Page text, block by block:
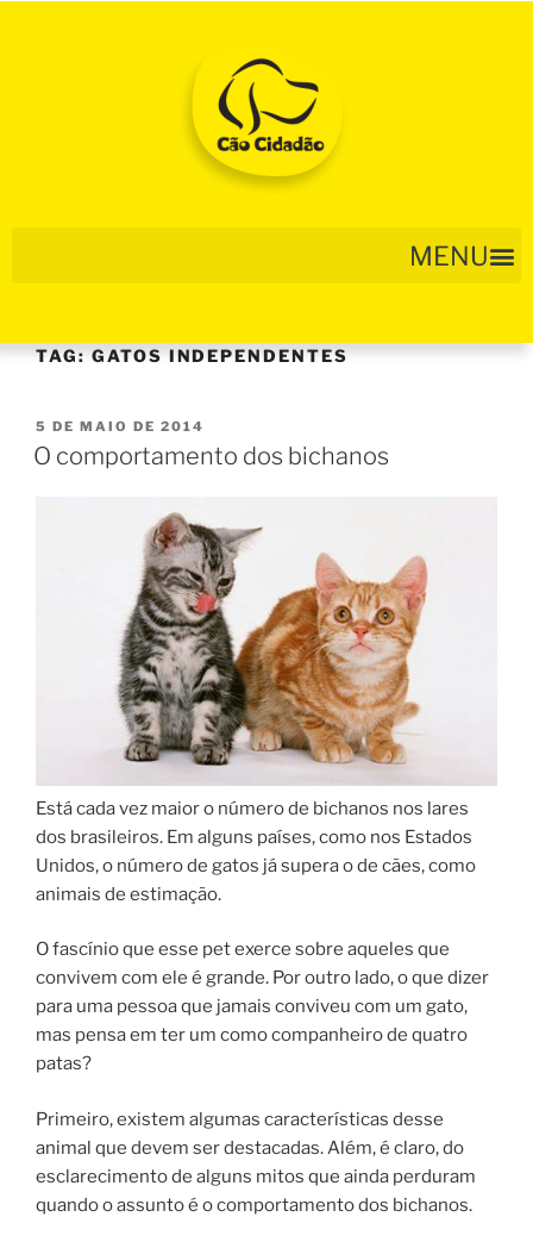
TAG:GATOS INDEPENDENTES
5 DE MAIO DE 2014
O comportamento dos bichanos
Está cada vez maior o número de bichanos nos lares
dos brasileiros. Em alguns países, como nos Estados
Unidos, o número de gatos já supera o de cães, como
animais de estimação.
O fascínio que esse pet exerce sobre aqueles que
convivem com ele é grande. Por outro lado, o que dizer
para uma pessoa que jamais conviveu com um gato,
mas pensa em ter um como companheiro de quatro
patas?
Primeiro, existem algumas características desse
animal que devem ser destacadas. Além, é claro, do
esclarecimento de alguns mitos que ainda perduram
quando o assunto é o comportamento dos bichanos.